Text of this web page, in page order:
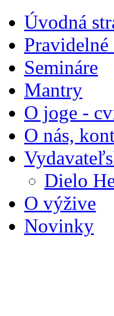
Úvodná
Semináre
Mantry
O joge -
O nás,
Dielo
O výžive
Novinky